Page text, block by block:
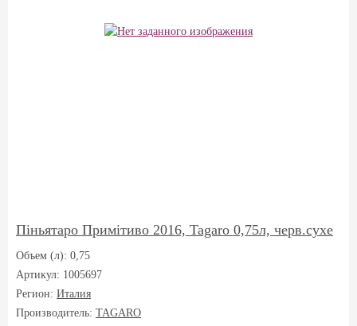
Піньятаро Примітиво 2016, Tagaro 0,75л, черв.сухе
Объем (л): 0,75
Артикул: 1005697
Регион: Италия
Производитель: TAGARO